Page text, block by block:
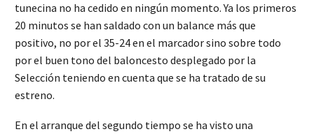
tunecina no ha cedido en ningún momento. Ya los primeros
20 minutos se han saldado con un balance más que
positivo, no por el 35-24 en el marcador sino sobre todo
por el buen tono del baloncesto desplegado por la
Selección teniendo en cuenta que se ha tratado de su
estreno.
En el arranque del segundo tiempo se ha visto una